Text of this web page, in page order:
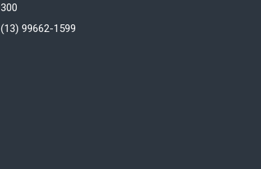
300
(13) 99662-1599